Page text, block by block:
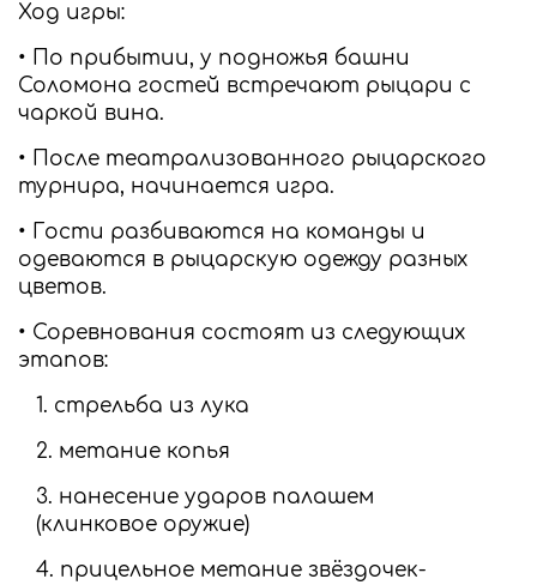
Ход игры:
• По прибытии, у подножья башни
Соломона гостей встречают рыцари с
чаркой вина.
• После театрализованного рыцарского
турнира, начинается игра.
• Гости разбиваются на команды и
одеваются в рыцарскую одежду разных
цветов.
• Соревнования состоят из следующих
этапов:
стрельба из лука
метание копья
нанесение ударов палашем
(клинковое оружие)
прицельное метание звёздочек-